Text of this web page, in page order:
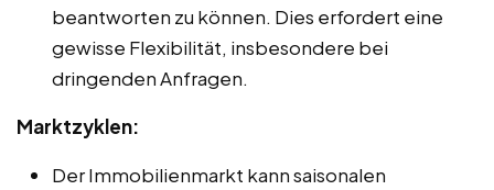
beantworten zu können. Dies erfordert eine
gewisse Flexibilität, insbesondere bei
dringenden Anfragen.
Marktzyklen:
Der Immobilienmarkt kann saisonalen